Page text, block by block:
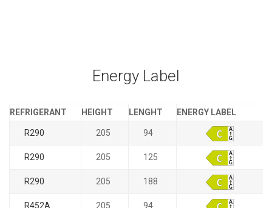
Energy Label
REFRIGERANT HEIGHT LENGHT ENERGY LABEL
R290 205 94
R290 205 125
R290 205 188
R452A 205 94